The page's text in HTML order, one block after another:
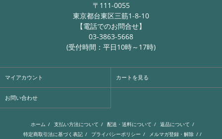
〒111-0055
東京都台東区三筋1-8-10
【電話でのお問合せ】
03-3863-5668
(受付時間：平日10時～17時)
マイアカウント カートを見る
お問い合わせ
ホーム / 支払い方法について / 配送・送料について / 返品について /
特定商取引法に基づく表記 / プライバシーポリシー / メルマガ登録・解除 / /